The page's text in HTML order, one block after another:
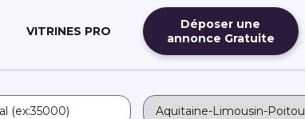
VITRINES PRO
Déposer une
annonce Gratuite